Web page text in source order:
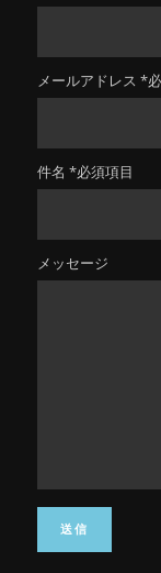
メールアドレス *
件名 *必須項目
メッセージ